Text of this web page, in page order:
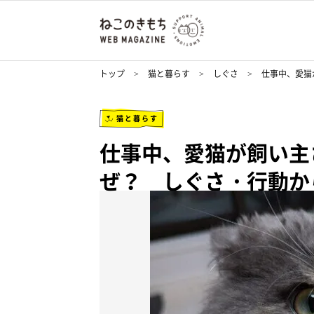
トップ 猫と暮らす しぐさ 仕事中、愛
猫と暮らす
仕事中、愛猫が飼い
ぜ？ しぐさ・行動か